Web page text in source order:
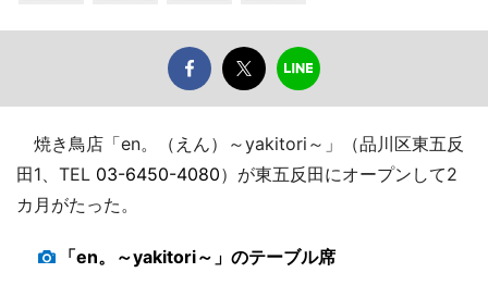
焼き鳥店「en。（えん）～yakitori～」（品川区東五反
田1、TEL 03-6450-4080）が東五反田にオープンして2
カ月がたった。
「en。～yakitori～」のテーブル席